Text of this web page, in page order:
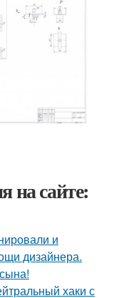
на сайте:
и
дизайнера.
хаки с